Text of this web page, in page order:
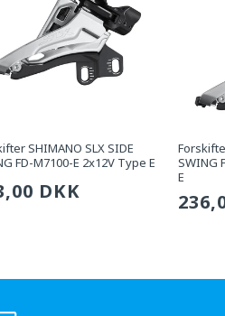
SHIMANO SLX SIDE
FD-M7100-E 2x12V Type E
DKK
SWING
E